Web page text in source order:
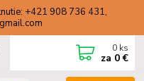
+421 908 736 431,
0 ks
za 0 €